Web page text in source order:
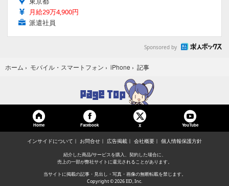
月給29万4,900円
派遣社員
Sponsored by
ホーム › モバイル・スマートフォン › iPhone › 記事
Home Facebook X YouTube
インサイドについて お問合せ 広告掲載 会社概要 個人情報保護方針
紹介した商品/サービスを購入、契約した場合に、
売上の一部が弊社サイトに還元されることがあります。
当サイトに掲載の記事・見出し・写真・画像の無断転載を禁じます。
Copyright © 2026 IID, Inc.